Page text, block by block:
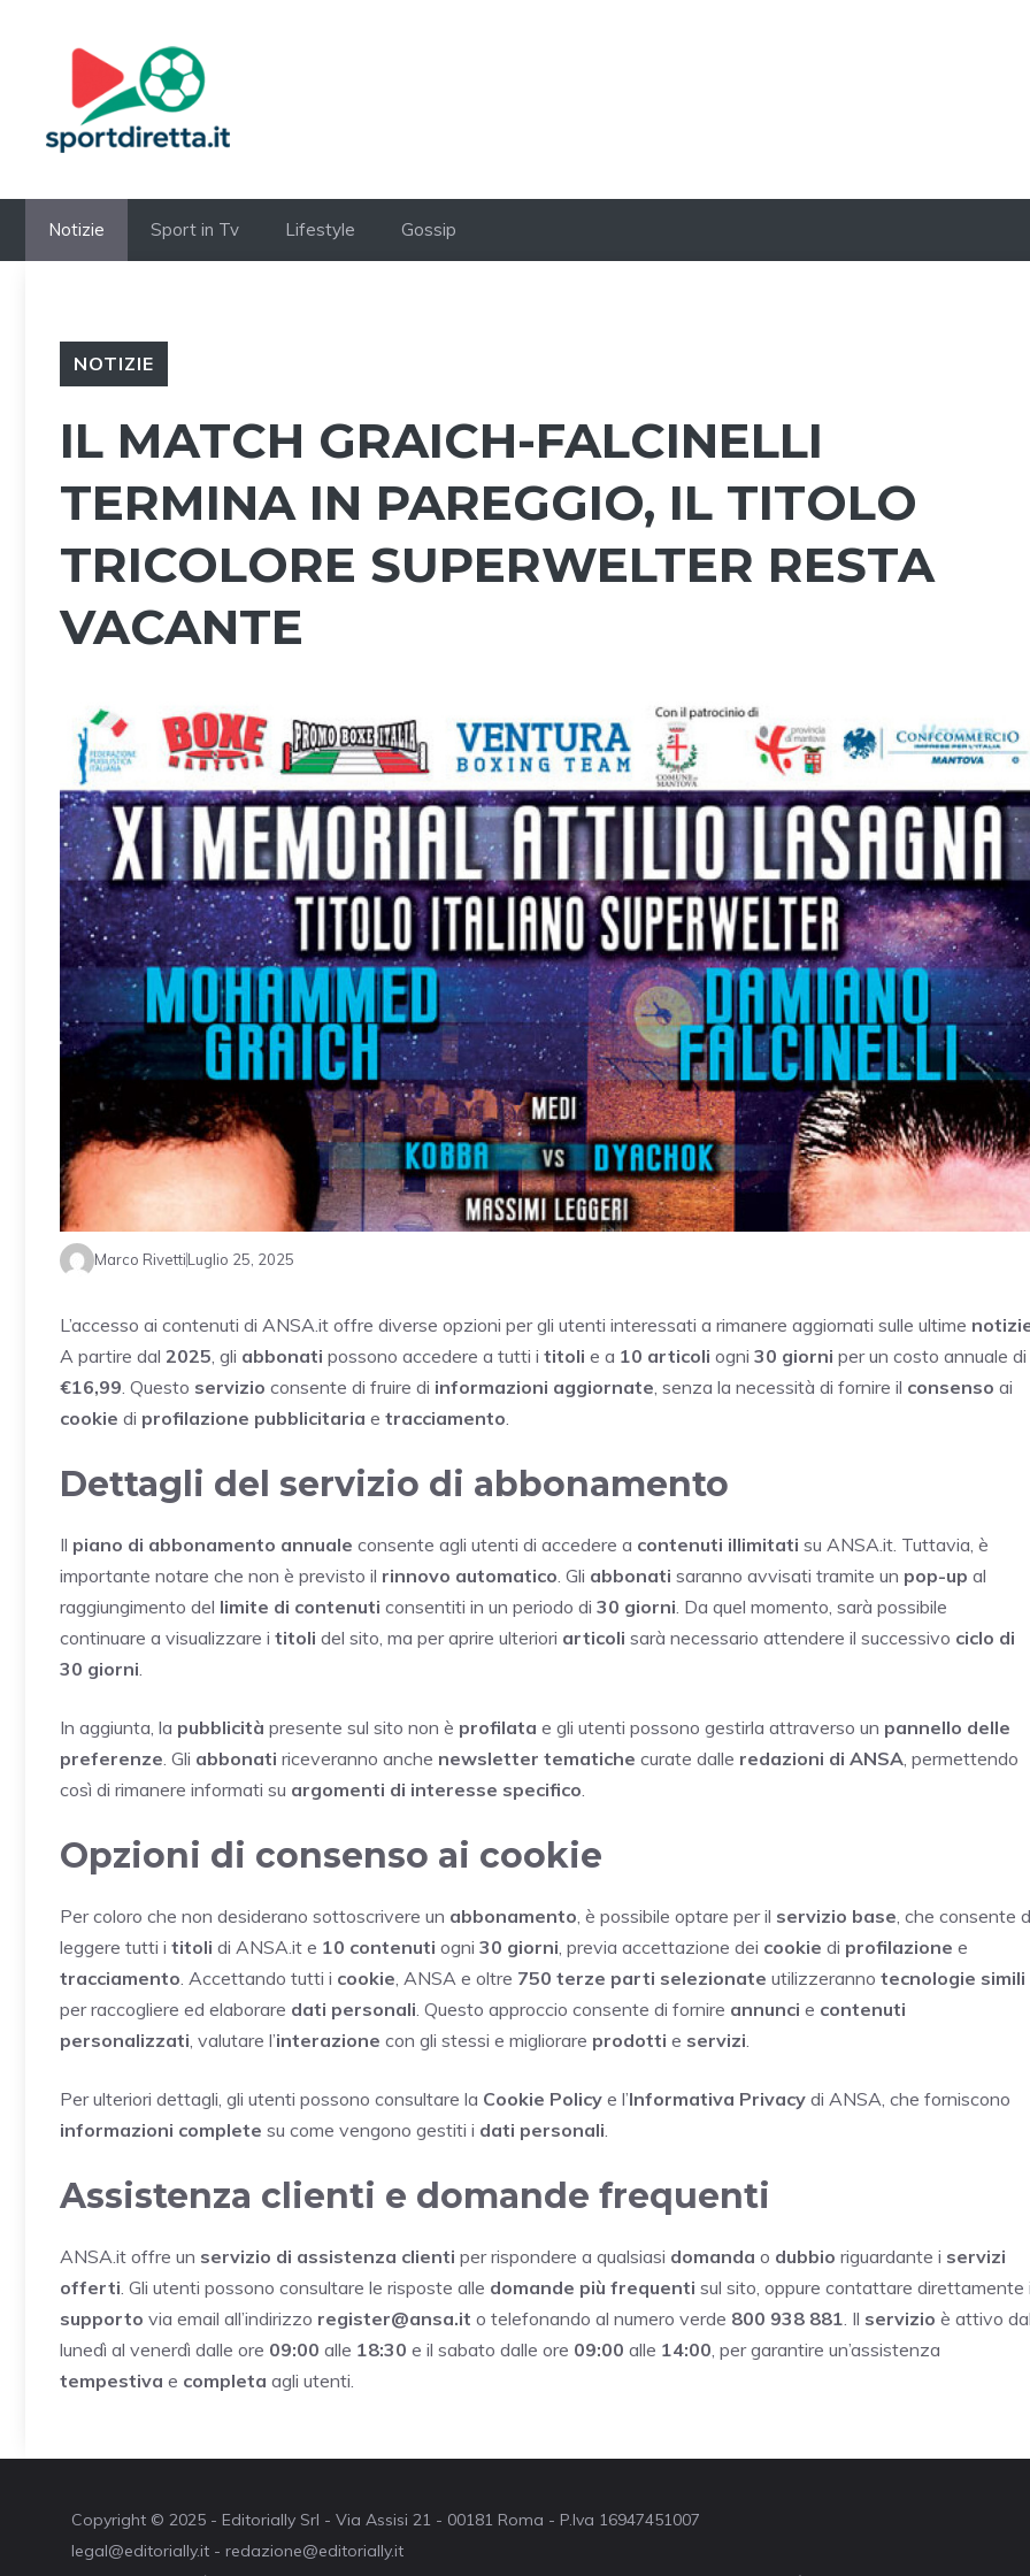
Notizie Sport in Tv Lifestyle Gossip
NOTIZIE
IL MATCH GRAICH-FALCINELLI
TERMINA IN PAREGGIO, IL TITOLO
TRICOLORE SUPERWELTER RESTA
VACANTE
Marco RivettiLuglio 25, 2025
L’accesso ai contenuti di ANSA.it offre diverse opzioni per gli utenti interessati a rimanere aggiornati sulle ultime
A partire dal 2025 , gli abbonati possono accedere a tutti i titoli e a 10 articoli ogni 30 giorni per un costo annuale di
€16,99 . Questo servizio consente di fruire di informazioni aggiornate , senza la necessità di fornire il consenso ai
cookie di profilazione pubblicitaria e tracciamento
Dettagli del servizio di abbonamento
Il piano di abbonamento annuale consente agli utenti di accedere a contenuti illimitati su ANSA.it. Tuttavia, è
importante notare che non è previsto il rinnovo automatico . Gli abbonati saranno avvisati tramite un pop-up al
raggiungimento del limite di contenuti consentiti in un periodo di 30 giorni . Da quel momento, sarà possibile
continuare a visualizzare i titoli del sito, ma per aprire ulteriori articoli sarà necessario attendere il successivo ciclo di
30 giorni
In aggiunta, la pubblicità presente sul sito non è profilata e gli utenti possono gestirla attraverso un pannello delle
preferenze . Gli abbonati riceveranno anche newsletter tematiche curate dalle redazioni di ANSA , permettendo
così di rimanere informati su argomenti di interesse specifico
Opzioni di consenso ai cookie
Per coloro che non desiderano sottoscrivere un abbonamento , è possibile optare per il servizio base , che consente
leggere tutti i titoli di ANSA.it e 10 contenuti ogni 30 giorni , previa accettazione dei cookie di profilazione e
tracciamento . Accettando tutti i cookie , ANSA e oltre 750 terze parti selezionate utilizzeranno tecnologie simili
per raccogliere ed elaborare dati personali . Questo approccio consente di fornire annunci e contenuti
personalizzati , valutare l’interazione con gli stessi e migliorare prodotti e servizi
Per ulteriori dettagli, gli utenti possono consultare la Cookie Policy e l’Informativa Privacy di ANSA, che forniscono
informazioni complete su come vengono gestiti i dati personali
Assistenza clienti e domande frequenti
ANSA.it offre un servizio di assistenza clienti per rispondere a qualsiasi domanda o dubbio riguardante i servizi
offerti . Gli utenti possono consultare le risposte alle domande più frequenti sul sito, oppure contattare direttamente
supporto via email all’indirizzo register@ansa.it o telefonando al numero verde 800 938 881 . Il servizio è attivo
lunedì al venerdì dalle ore 09:00 alle 18:30 e il sabato dalle ore 09:00 alle 14:00 , per garantire un’assistenza
tempestiva e completa agli utenti.
Copyright © 2025 - Editorially Srl - Via Assisi 21 - 00181 Roma - P.Iva 16947451007
legal@editorially.it - redazione@editorially.it